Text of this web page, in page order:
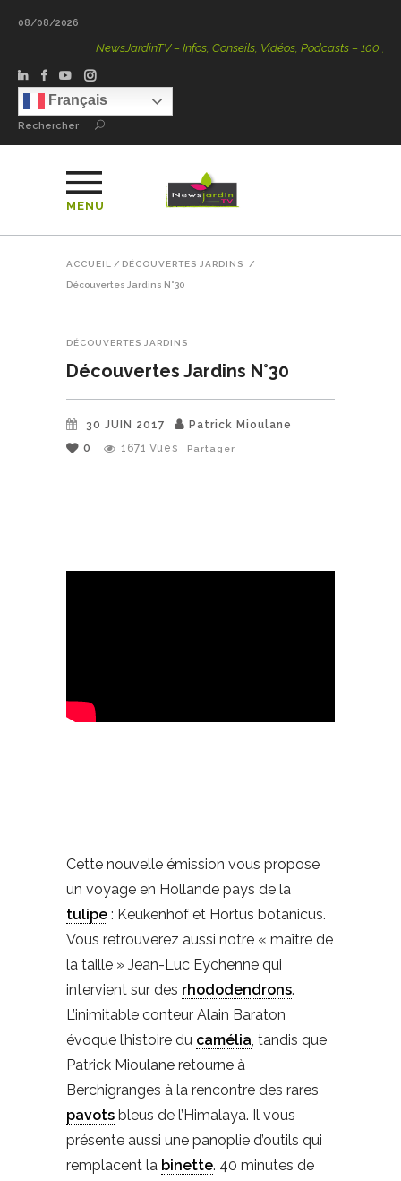
08/08/2026
NewsJardinTV – Infos, Conseils, Vidéos, Podcasts – 100 %
Français
Rechercher
MENU
ACCUEIL / DÉCOUVERTES JARDINS /
Découvertes Jardins N°30
DÉCOUVERTES JARDINS
Découvertes Jardins N°30
30 JUIN 2017
Patrick Mioulane
0
1671 Vues Partager
Cette nouvelle émission vous propose
un voyage en Hollande pays de la
tulipe : Keukenhof et Hortus botanicus.
Vous retrouverez aussi notre « maître de
la taille » Jean-Luc Eychenne qui
intervient sur des rhododendrons.
L’inimitable conteur Alain Baraton
évoque l’histoire du camélia, tandis que
Patrick Mioulane retourne à
Berchigranges à la rencontre des rares
pavots bleus de l’Himalaya. Il vous
présente aussi une panoplie d’outils qui
remplacent la binette. 40 minutes de